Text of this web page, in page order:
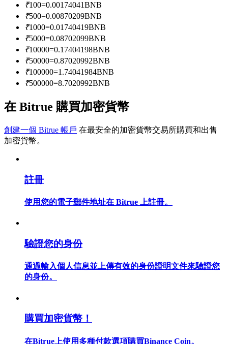
合約資訊
包含交易情況等的大數據分析
合約功能使用指南
學習如何保持盈利
₹100=0.00174041BNB
₹500=0.00870209BNB
₹1000=0.01740419BNB
₹5000=0.08702099BNB
₹10000=0.17404198BNB
₹50000=0.87020992BNB
₹100000=1.74041984BNB
₹500000=8.7020992BNB
在 Bitrue 購買加密貨幣
創建一個 Bitrue 帳戶 在最安全的加密貨幣交易所購買和出售
加密貨幣。
註冊
使用您的電子郵件地址在 Bitrue 上註冊。
驗證您的身份
通過輸入個人信息並上傳有效的身份證明文件來驗證您
的身份。
購買加密貨幣！
在Bitrue上使用多種付款選項購買Binance Coin。